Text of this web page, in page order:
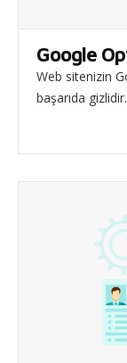
Google
Web sitenizin
başarıda gizlidir.